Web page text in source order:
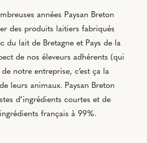
années Paysan Breton
des produits laitiers fabriqués
du lait de Bretagne et Pays de la
de nos éleveurs adhérents (qui
notre entreprise, c’est ça la
leurs animaux. Paysan Breton
d’ingrédients courtes et de
français à 99%.